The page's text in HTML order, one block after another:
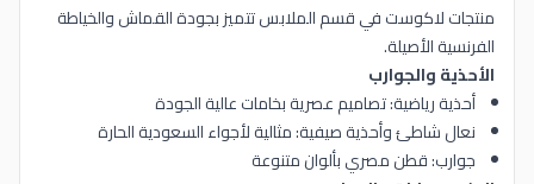
منتجات لاكوست في قسم الملابس تتميز بجودة القماش والخياطة
الفرنسية الأصيلة.
الأحذية والجوارب
أحذية رياضية: تصاميم عصرية بخامات عالية الجودة
نعال شاطئ وأحذية صيفية: مثالية لأجواء السعودية الحارة
جوارب: قطن مصري بألوان متنوعة